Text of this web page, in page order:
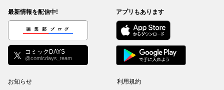
最新情報を配信中!
編集部ブログ
コミックDAYS
@comicdays_team
アプリもあります
お知らせ 利用規約